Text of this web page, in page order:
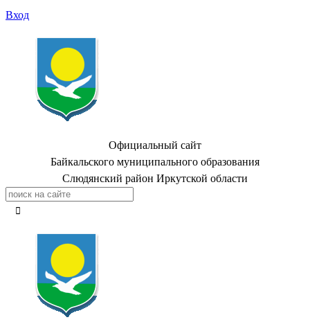
Вход
Официальный сайт
Байкальского муниципального образования
Слюдянский район Иркутской области